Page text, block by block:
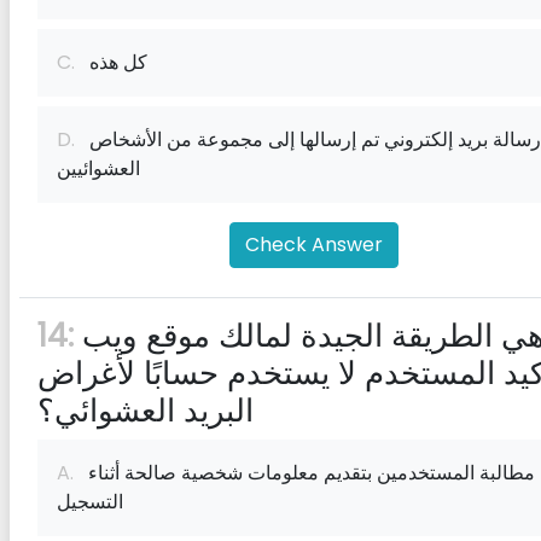
C. كل هذه
D.
العشوائيين
Check Answer
14:
المستخدم لا يستخدم حسابًا لأغراض
البريد العشوائي؟
A.
التسجيل